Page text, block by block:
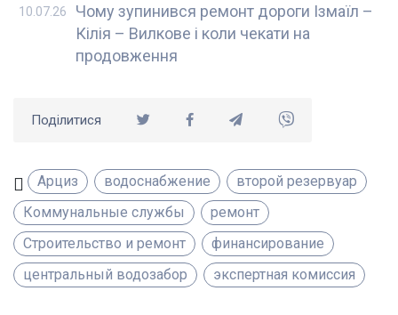
Чому зупинився ремонт дороги Ізмаїл –
Кілія – Вилкове і коли чекати на
продовження
10.07.26
Поділитися
Арциз водоснабжение
второй резервуар
Коммунальные службы
ремонт
Строительство и ремонт
финансирование
центральный водозабор
экспертная комиссия